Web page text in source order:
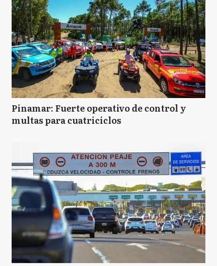
Pinamar: Fuerte operativo de control y
multas para cuatriciclos